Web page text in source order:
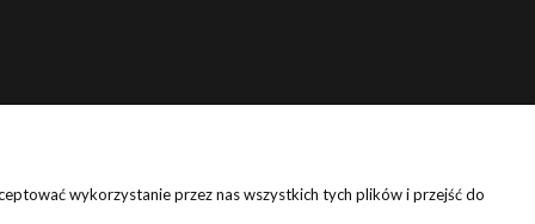
wykorzystanie przez nas wszystkich tych plików i przejść do